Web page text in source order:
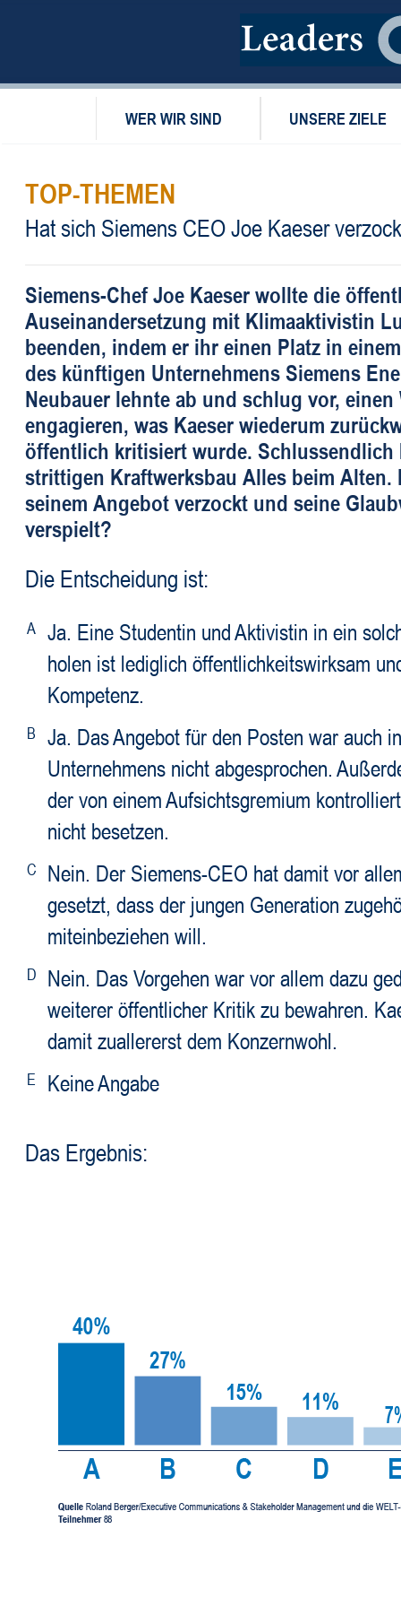
WER WIR SIND UNSERE ZIELE
TOP-THEMEN
Hat sich Siemens CEO Joe Kaeser
Siemens-Chef Joe Kaeser wollte die
Auseinandersetzung mit Klimaaktivistin
beenden, indem er ihr einen Platz in
des künftigen Unternehmens Siemens
Neubauer lehnte ab und schlug vor,
engagieren, was Kaeser wiederum
öffentlich kritisiert wurde. Schlussendlich
strittigen Kraftwerksbau Alles beim Alten.
seinem Angebot verzockt und seine
verspielt?
Die Entscheidung ist:
A Ja. Eine Studentin und Aktivistin in ein
holen ist lediglich öffentlichkeitswirksam
Kompetenz.
B
Ja. Das Angebot für den Posten war auch
Unternehmens nicht abgesprochen.
der von einem Aufsichtsgremium
nicht besetzen.
C
Nein. Der Siemens-CEO hat damit vor
gesetzt, dass der jungen Generation
miteinbeziehen will.
D
Nein. Das Vorgehen war vor allem dazu
weiterer öffentlicher Kritik zu bewahren.
damit zuallererst dem Konzernwohl.
E Keine Angabe
Das Ergebnis: